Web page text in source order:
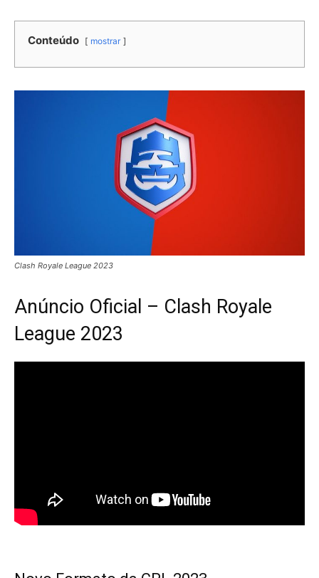
Conteúdo mostrar
Clash Royale League 2023
Anúncio Oficial – Clash Royale
League 2023